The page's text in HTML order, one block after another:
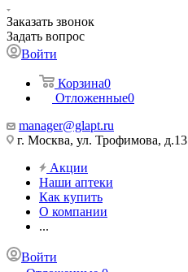
Заказать звонок
Задать вопрос
Войти
Корзина0
Отложенные0
manager@glapt.ru
г. Москва, ул. Трофимова, д.13
Акции
Наши аптеки
Как купить
О компании
...
Войти